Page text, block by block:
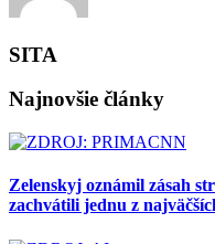
SITA
Najnovšie články
Zelenskyj oznámil zásah
zachvátili jednu z